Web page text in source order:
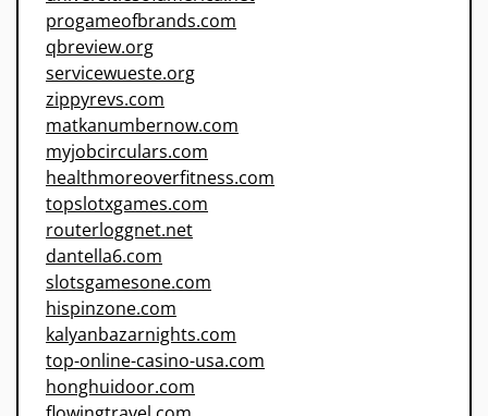
progameofbrands.com
qbreview.org
servicewueste.org
zippyrevs.com
matkanumbernow.com
myjobcirculars.com
healthmoreoverfitness.com
topslotxgames.com
routerloggnet.net
dantella6.com
slotsgamesone.com
hispinzone.com
kalyanbazarnights.com
top-online-casino-usa.com
honghuidoor.com